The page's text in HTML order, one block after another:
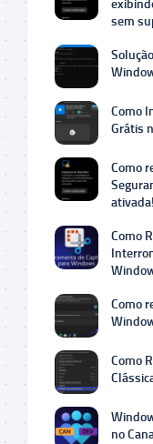
sem
Como
Grátis
Como
ativada!
Como
Como
Como
no